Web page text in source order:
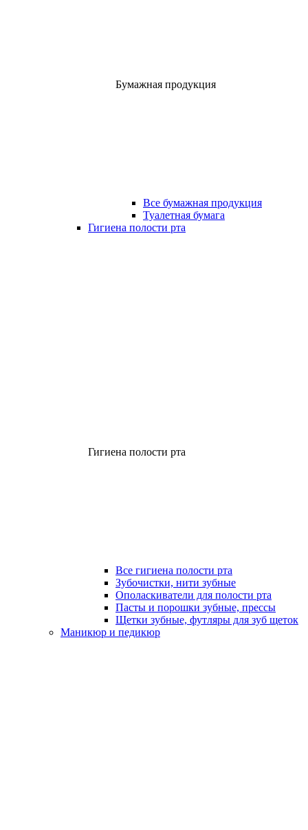
Бумажная продукция
Все бумажная продукция
Туалетная бумага
Гигиена полости рта
Гигиена полости рта
Все гигиена полости рта
Зубочистки, нити зубные
Ополаскиватели для полости рта
Пасты и порошки зубные, прессы
Щетки зубные, футляры для зуб щеток
Маникюр и педикюр